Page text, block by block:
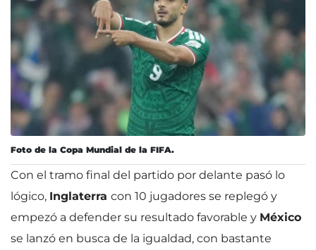
Foto de la Copa Mundial de la FIFA.
Con el tramo final del partido por delante pasó lo
lógico, Inglaterra con 10 jugadores se replegó y
empezó a defender su resultado favorable y México
se lanzó en busca de la igualdad, con bastante